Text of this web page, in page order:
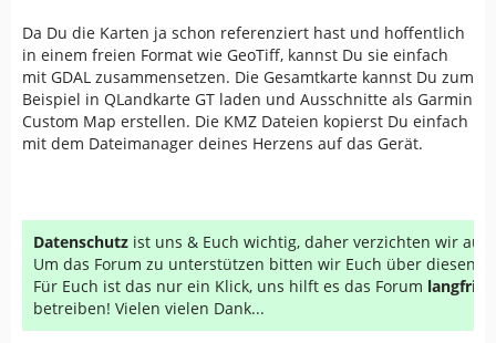
Da Du die Karten ja schon referenziert hast und hoffentlich
in einem freien Format wie GeoTiff, kannst Du sie einfach
mit GDAL zusammensetzen. Die Gesamtkarte kannst Du zum
Beispiel in QLandkarte GT laden und Ausschnitte als Garmin
Custom Map erstellen. Die KMZ Dateien kopierst Du einfach
mit dem Dateimanager deines Herzens auf das Gerät.
Datenschutz ist uns & Euch wichtig, daher verzichten wir auf
Um das Forum zu unterstützen bitten wir Euch über diesen
Für Euch ist das nur ein Klick, uns hilft es das Forum
betreiben! Vielen vielen Dank...